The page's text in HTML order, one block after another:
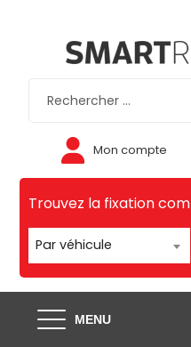
Mon compte
Trouvez la fixation
Par véhicule
MENU